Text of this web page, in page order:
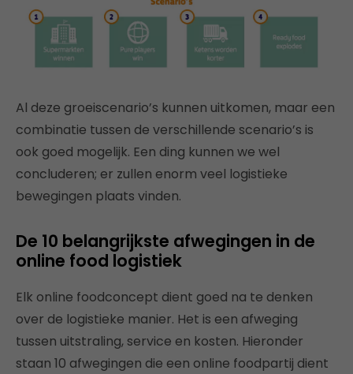
Al deze groeiscenario’s kunnen uitkomen, maar een
combinatie tussen de verschillende scenario’s is
ook goed mogelijk. Een ding kunnen we wel
concluderen; er zullen enorm veel logistieke
bewegingen plaats vinden.
De 10 belangrijkste afwegingen in de
online food logistiek
Elk online foodconcept dient goed na te denken
over de logistieke manier. Het is een afweging
tussen uitstraling, service en kosten. Hieronder
staan 10 afwegingen die een online foodpartij dient